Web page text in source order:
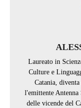
Laureato in
Culture e
Catania,
l'emittente
delle vicende del